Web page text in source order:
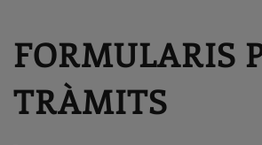
FORMULARIS
TRÀMITS